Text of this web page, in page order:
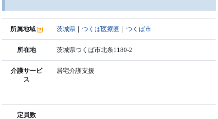
所属地域 茨城県 ｜つくば医療圏 ｜つくば市
所在地 茨城県つくば市北条1180-2
介護サービ
ス
居宅介護支援
定員数